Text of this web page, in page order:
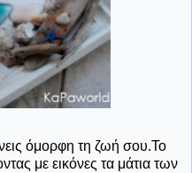
όμορφη τη ζωή σου.Το
με εικόνες τα μάτια των